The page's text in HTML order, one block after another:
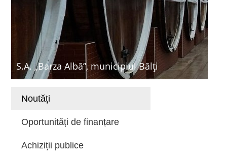
S.A. „Barza Albă”, municipiul Bălți
Noutăți
Oportunități de finanțare
Achiziții publice